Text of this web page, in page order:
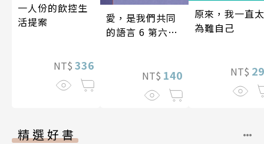
一人份的飲控生
活提案
NT$ 336
愛，是我們共同
的語言 6 第六屆
NT$ 140
原來，我一直太
為難自己
NT$
精選好書